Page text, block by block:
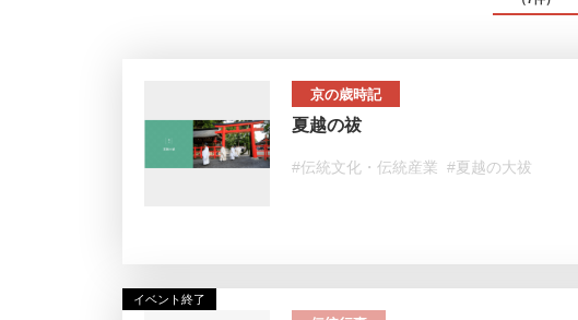
京の歳時記
夏越の祓
#伝統文化・伝統産業 #夏越の大祓
イベント終了